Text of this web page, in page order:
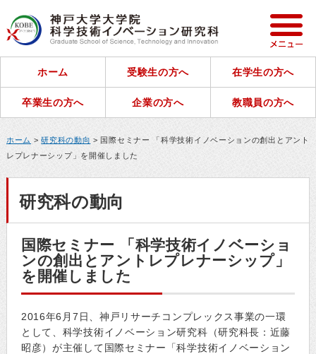
ホーム 受験生の方へ 在学生の方へ
卒業生の方へ 企業の方へ 教職員の方へ
ホーム >研究科の動向 > 国際セミナー 「科学技術イノベーションの創出とアント
レプレナーシップ」を開催しました
研究科の動向
国際セミナー 「科学技術イノベーショ
ンの創出とアントレプレナーシップ」
を開催しました
2016年6月7日、神戸リサーチコンプレックス事業の一環
として、科学技術イノベーション研究科（研究科長：近藤
昭彦）が主催して国際セミナー「科学技術イノベーション